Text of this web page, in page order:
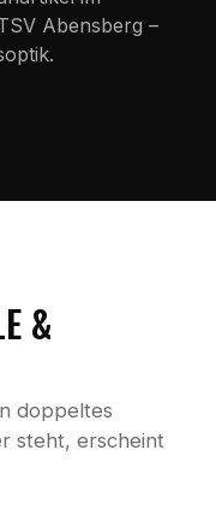
Abensberg –
&
doppeltes
steht, erscheint